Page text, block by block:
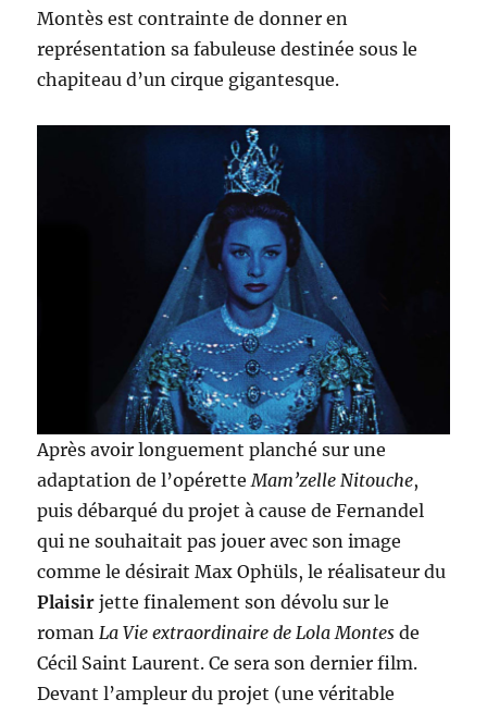
Montès est contrainte de donner en
représentation sa fabuleuse destinée sous le
chapiteau d’un cirque gigantesque.
Après avoir longuement planché sur une
adaptation de l’opéretteMam’zelle Nitouche,
puis débarqué du projet à cause de Fernandel
qui ne souhaitait pas jouer avec son image
comme le désirait Max Ophüls, le réalisateur du
Plaisir jette finalement son dévolu sur le
romanLa Vie extraordinaire de Lola Montes de
Cécil Saint Laurent. Ce sera son dernier film.
Devant l’ampleur du projet (une véritable